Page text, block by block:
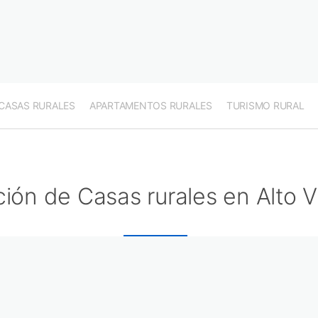
RURALES APARTAMENTOS RURALES TURISMO RURAL
de Casas rurales en Alto